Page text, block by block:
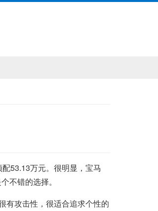
53.13万元。很明显，宝马
不错的选择。
有攻击性，很适合追求个性的